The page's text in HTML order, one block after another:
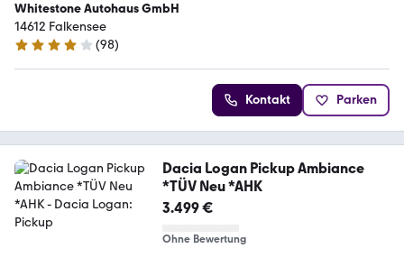
Whitestone Autohaus GmbH
14612 Falkensee
3.8 Sterne
(98)
Kontakt Parken
Dacia Logan Pickup Ambiance
*TÜV Neu *AHK
3.499 €
Ohne Bewertung